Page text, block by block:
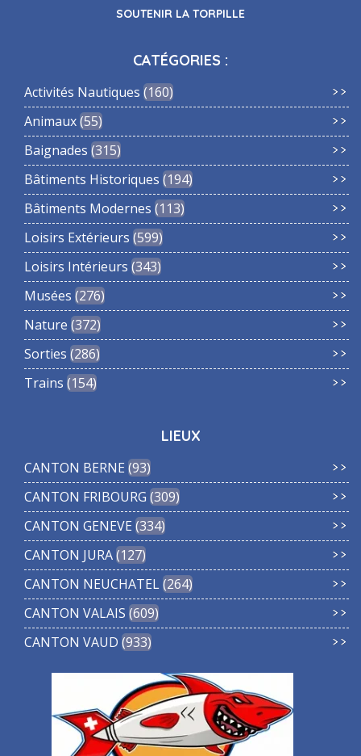
SOUTENIR LA TORPILLE
CATÉGORIES :
Activités Nautiques 160
Animaux 55
Baignades 315
Bâtiments Historiques 194
Bâtiments Modernes 113
Loisirs Extérieurs 599
Loisirs Intérieurs 343
Musées 276
Nature 372
Sorties 286
Trains 154
LIEUX
CANTON BERNE 93
CANTON FRIBOURG 309
CANTON GENEVE 334
CANTON JURA 127
CANTON NEUCHATEL 264
CANTON VALAIS 609
CANTON VAUD 933